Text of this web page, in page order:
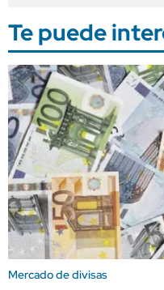
Te puede
Mercado de divisas